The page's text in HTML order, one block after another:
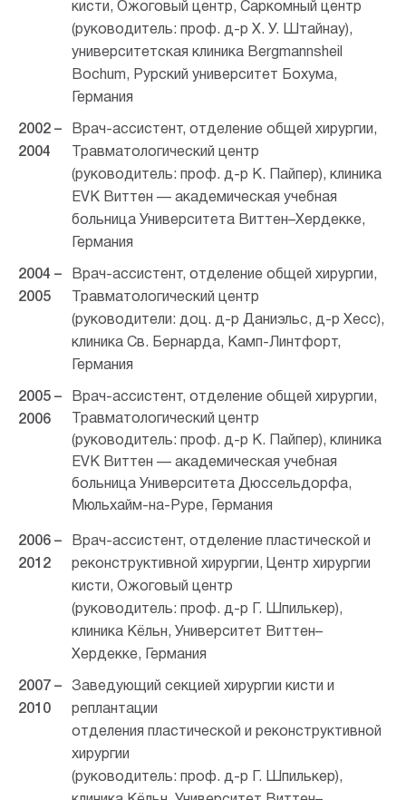
кисти, Ожоговый центр, Саркомный центр
(руководитель: проф. д-р Х. У. Штайнау),
университетская клиника Bergmannsheil
Bochum, Рурский университет Бохума,
Германия
2002 –
2004
Врач-ассистент, отделение общей хирургии,
Травматологический центр
(руководитель: проф. д-р К. Пайпер), клиника
EVK Виттен — академическая учебная
больница Университета Виттен–Хердекке,
Германия
2004 –
2005
Врач-ассистент, отделение общей хирургии,
Травматологический центр
(руководители: доц. д-р Даниэльс, д-р Хесс),
клиника Св. Бернарда, Камп-Линтфорт,
Германия
2005 –
2006
Врач-ассистент, отделение общей хирургии,
Травматологический центр
(руководитель: проф. д-р К. Пайпер), клиника
EVK Виттен — академическая учебная
больница Университета Дюссельдорфа,
Мюльхайм-на-Руре, Германия
2006 –
2012
Врач-ассистент, отделение пластической и
реконструктивной хирургии, Центр хирургии
кисти, Ожоговый центр
(руководитель: проф. д-р Г. Шпилькер),
клиника Кёльн, Университет Виттен–
Хердекке, Германия
2007 –
2010
Заведующий секцией хирургии кисти и
реплантации
отделения пластической и реконструктивной
хирургии
(руководитель: проф. д-р Г. Шпилькер),